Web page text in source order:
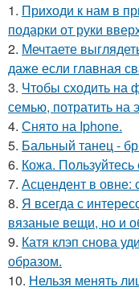
1. Приходи к нам в
подарки от руки
2. Мечтаете
даже если главная
3. Чтобы сходить на
семью, потратить на
4. Снято на Iphone.
5. Бальный танец -
6. Кожа. Пользуйтесь
7. Асцендент в овне:
8. Я всегда с
вязаные вещи, но и
9. Катя клэп снова
образом.
10. Нельзя менять